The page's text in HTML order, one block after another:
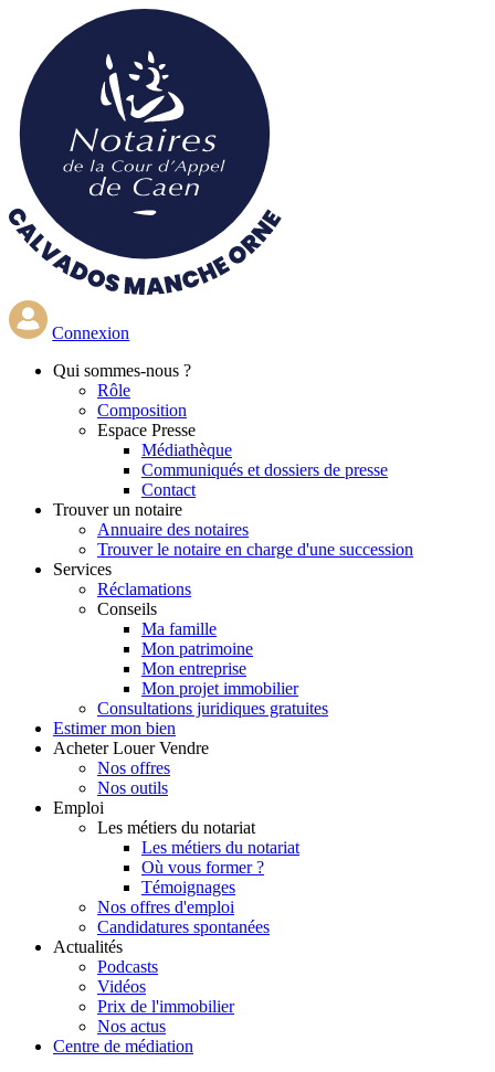
contenu
principal
Connexion
Qui sommes-nous ?
Rôle
Composition
Espace Presse
Médiathèque
Communiqués et dossiers de presse
Contact
Trouver un notaire
Annuaire des notaires
Trouver le notaire en charge d'une succession
Services
Réclamations
Conseils
Ma famille
Mon patrimoine
Mon entreprise
Mon projet immobilier
Consultations juridiques gratuites
Estimer mon bien
Acheter Louer Vendre
Nos offres
Nos outils
Emploi
Les métiers du notariat
Les métiers du notariat
Où vous former ?
Témoignages
Nos offres d'emploi
Candidatures spontanées
Actualités
Podcasts
Vidéos
Prix de l'immobilier
Nos actus
Centre de médiation